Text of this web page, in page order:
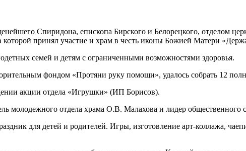
Спиридона, епископа Бирского и Белорецкого, отделом
принял участие и храм в честь иконы Божией Матери
семей и детям с ограниченными возможностями здоровья.
фондом «Протяни руку помощи», удалось собрать 12
акции отдела «Игрушки» (ИП Борисов).
молодежного отдела храма О.В. Малахова и лидер
для детей и родителей. Игры, изготовление арт-коллажа,